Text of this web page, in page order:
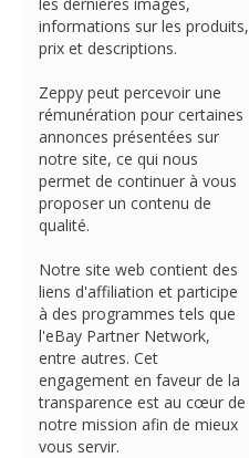
informations sur les produits,
prix et descriptions.
Zeppy peut percevoir une
rémunération pour certaines
annonces présentées sur
notre site, ce qui nous
permet de continuer à vous
proposer un contenu de
qualité.
Notre site web contient des
liens d'affiliation et participe
à des programmes tels que
l'eBay Partner Network,
entre autres. Cet
engagement en faveur de la
transparence est au cœur de
notre mission afin de mieux
vous servir.